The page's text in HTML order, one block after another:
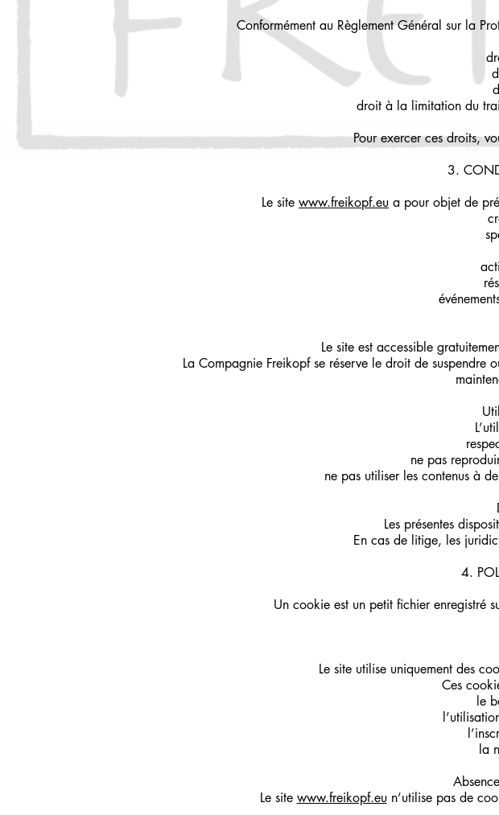
Conformément au Règlement Général sur la
droit à la limitation du
Pour exercer ces droits,
3.
Le site www.freikopf.eu a pour objet de
Le site est accessible
La Compagnie Freikopf se réserve le droit de suspendre
ne pas
ne pas utiliser les contenus à
Les présentes
En cas de litige, les
4.
Un cookie est un petit fichier enregistré
Le site utilise uniquement des
Ces
le
la
Le site www.freikopf.eu n’utilise pas de